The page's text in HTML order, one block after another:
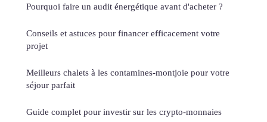
Pourquoi faire un audit énergétique avant d'acheter ?
Conseils et astuces pour financer efficacement votre
projet
Meilleurs chalets à les contamines-montjoie pour votre
séjour parfait
Guide complet pour investir sur les crypto-monnaies